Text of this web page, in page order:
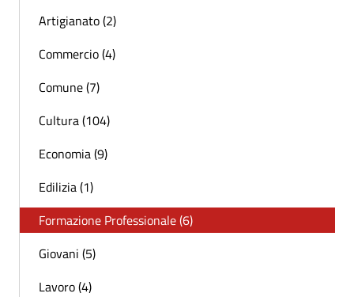
Artigianato (2)
Commercio (4)
Comune (7)
Cultura (104)
Economia (9)
Edilizia (1)
Formazione Professionale (6)
Giovani (5)
Lavoro (4)